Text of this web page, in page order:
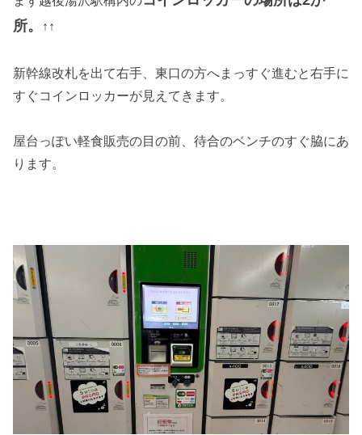
所。
↑↑
新幹線改札を出て右手、東口の方へまっすぐ進むと右手に
すぐコインロッカーが見えてきます。
屋台っぽい軽食販売の目の前、待合のベンチのすぐ脇にあ
ります。